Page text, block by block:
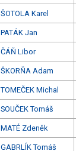
ŠOTOLA Karel
PATÁK Jan
ČÁŇ Libor
ŠKORŇA Adam
TOMEČEK Michal
SOUČEK Tomáš
MATÉ Zdeněk
GABRLÍK Tomáš